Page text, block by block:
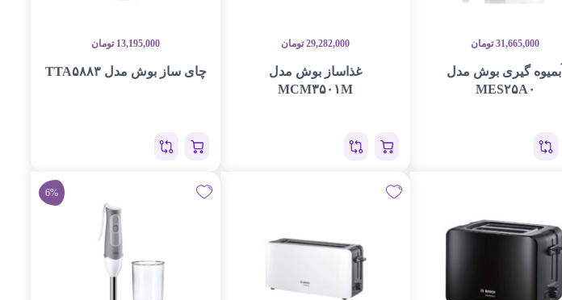
31,665,000 تومان
آبمیوه گیری بوش مدل
MES۲۵A۰
29,282,000 تومان
غذاساز بوش مدل
MCM۳۵۰۱M
13,195,000 تومان
چای ساز بوش مدل TTA۵۸۸۳
6%